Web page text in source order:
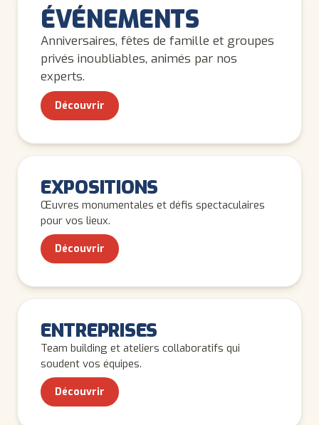
TOUS LES ÂGES
ÉVÉNEMENTS
Anniversaires, fêtes de famille et groupes
privés inoubliables, animés par nos
experts.
Découvrir
EXPOSITIONS
Œuvres monumentales et défis spectaculaires
pour vos lieux.
Découvrir
ENTREPRISES
Team building et ateliers collaboratifs qui
soudent vos équipes.
Découvrir